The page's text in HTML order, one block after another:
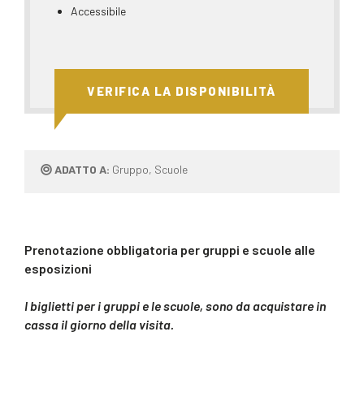
Accessibile
VERIFICA LA DISPONIBILITÀ
ADATTO A: Gruppo, Scuole
Prenotazione obbligatoria per gruppi e scuole alle
esposizioni
I biglietti per i gruppi e le scuole, sono da acquistare in
cassa il giorno della visita.​​​​​​​